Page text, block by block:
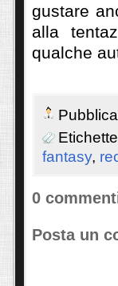
gustare
alla
qualche
fantasy,
0
Posta un